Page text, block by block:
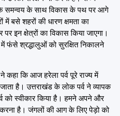
समन्वय के साथ विकास के पथ पर आगे
में बसे शहरों की धारण क्षमता का
क्षेत्रों का विकास किया जाएगा।
में फंसे श्रद्धालुओं को सुरक्षित निकालने
ने कहा कि आज हरेला पर्व पूरे राज्य में
है। उत्तराखंड के लोक पर्व ने व्यापक
को स्वीकार किया है। हमने अपने और
करना है। जंगलों की आग के लिए पेड़ो को